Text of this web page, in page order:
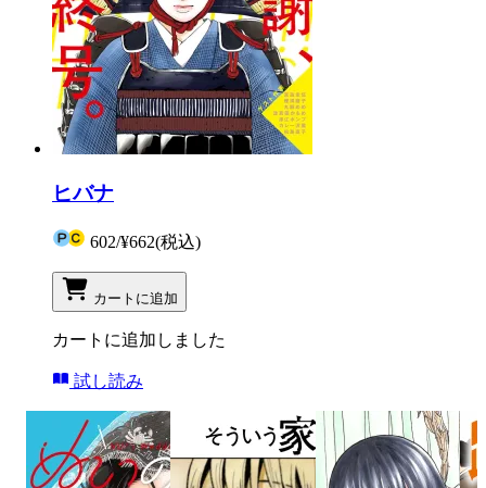
ヒバナ
602/¥662(税込)
カートに追加
カートに追加しました
試し読み